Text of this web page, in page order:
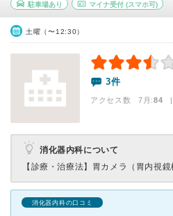
駐車場あり マイナ受付(スマホ可)
土曜（〜12:30）
3件
アクセス数 7月:84 |
消化器内科について
【診療・治療法】 胃カメラ（胃内視鏡
消化器内科の口コミ